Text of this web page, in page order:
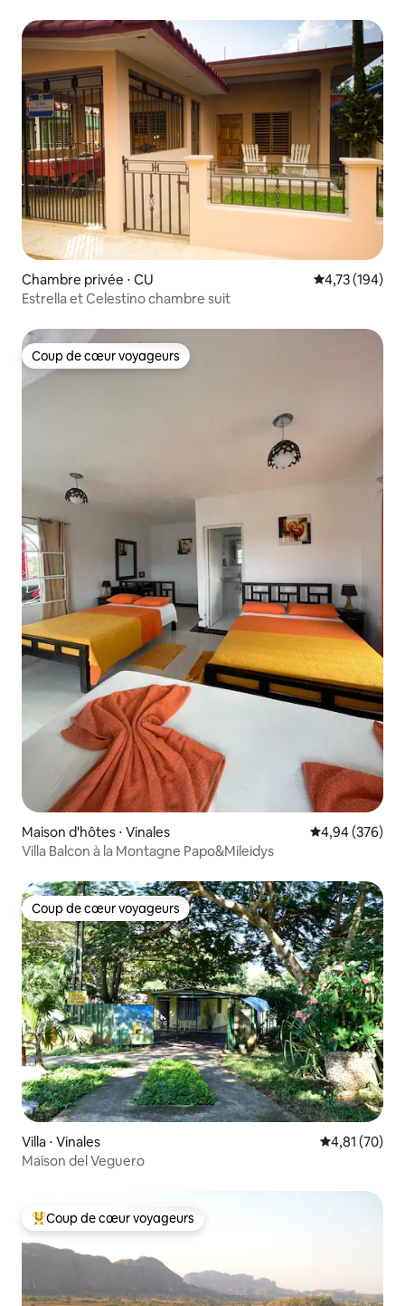
Chambre privée ⋅ CU Évaluation
4,73 (194)
Estrella et Celestino chambre suit
Coup de cœur voyageurs
Coup de cœur voyageurs
Maison d'hôtes ⋅ Vinales Évaluation
4,94 (376)
Villa Balcon à la Montagne Papo&Mileidys
Coup de cœur voyageurs
Coup de cœur voyageurs
Villa ⋅ Vinales Évaluation
4,81 (70)
Maison del Veguero
Coups de cœur voyageurs les plus appréciés
Coup de cœur voyageurs